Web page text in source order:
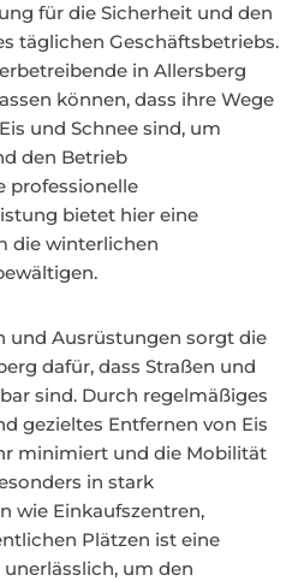
für die Sicherheit und den
täglichen Geschäftsbetriebs.
in Allersberg
können, dass ihre Wege
und Schnee sind, um
den Betrieb
professionelle
bietet hier eine
die winterlichen
und Ausrüstungen sorgt die
dafür, dass Straßen und
sind. Durch regelmäßiges
gezieltes Entfernen von Eis
minimiert und die Mobilität
in stark
wie Einkaufszentren,
Plätzen ist eine
um den